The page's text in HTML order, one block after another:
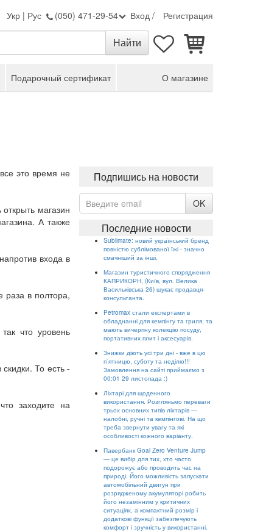
Укр | Рус (050) 471-29-54 Вход / Регистрация
Подарочный сертификат О магазине
это время не
магазин
А также
входа в
в полтора,
что уровень
То есть -
заходите на
Подпишись на новости
OK
Последние новости
Sublimate: новий український бренд
повністю сублімованої їжі - значно
смачніший за інші.
Магазин туристичного спорядження
КАПРИКОРН, (Київ, вул. Велика
Васильківська 26) шукає продавця-
консультанта.
Petromax стали експертами в
обладнанні для кемпінгу та гриля, та
мають вичерпну колекцію посуду,
портативних плит і аксесуарів.
Знижки діють усі три дні - вже в цю
п`ятницю, суботу та неділю!!!
Замовлення на сайті приймаємо з
00:01 29 листопада :)
Ліхтарі для щоденного
використання. Розгляньмо переваги
трьох основних типів ліхтарів —
налобні, ручні та кемпінгові. На що
треба звернути увагу та які
особливості кожного варіанту.
Павербанк Goal Zero Venture Jump
— це вибір для тих, хто часто
подорожує або проводить час на
природі. Його можливість запускати
автомобільний двигун при
розрядженому акумуляторі робить
його незамінним у критичних
ситуаціях, а компактний розмір і
додаткові функції забезпечують
комфорт і зручність у використанні.